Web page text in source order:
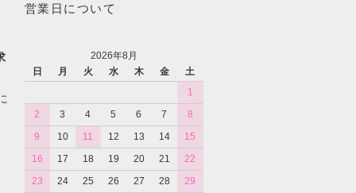
営業日について
2026年8月
日
月 火 水 木 金
土
1
2
3 4 5 6 7
8
9
10 11 12 13 14
15
16
17 18 19 20 21
22
23
24 25 26 27 28
29